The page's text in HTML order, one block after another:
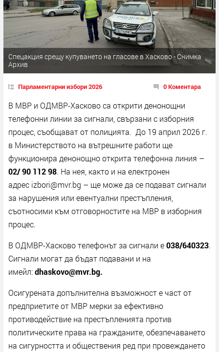
Спецакция срещу купуването на гласове в Хасково - Снимка
Архив
Парламентарни избори 2026 0 Коментара
В МВР и ОДМВР-Хасково са открити денонощни
телефонни линии за сигнали, свързани с изборния
процес, съобщават от полицията. До 19 април 2026 г.
в Министерството на вътрешните работи ще
функционира денонощно открита телефонна линия –
02/ 90 112 98. На нея, както и на електронен
адрес izbori@mvr.bg – ще може да се подават сигнали
за нарушения или евентуални престъпления,
съотносими към отговорностите на МВР в изборния
процес.
В ОДМВР-Хасково телефонът за сигнали е038/640323.
Сигнали могат да бъдат подавани и на
имейл:dhaskovo@mvr.bg.
Осигурената допълнителна възможност е част от
предприетите от МВР мерки за ефективно
противодействие на престъпленията против
политическите права на гражданите, обезпечаването
на сигурността и обществения ред при провеждането